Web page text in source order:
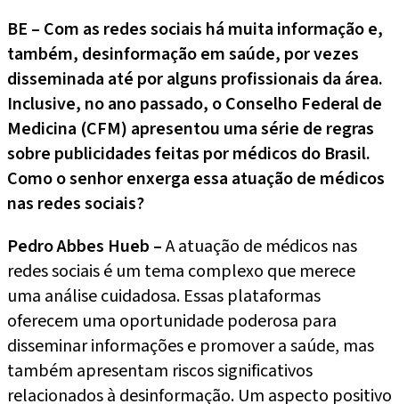
BE – Com as redes sociais há muita informação e,
também, desinformação em saúde, por vezes
disseminada até por alguns profissionais da área.
Inclusive, no ano passado, o Conselho Federal de
Medicina (CFM) apresentou uma série de regras
sobre publicidades feitas por médicos do Brasil.
Como o senhor enxerga essa atuação de médicos
nas redes sociais?
Pedro Abbes Hueb –A atuação de médicos nas
redes sociais é um tema complexo que merece
uma análise cuidadosa. Essas plataformas
oferecem uma oportunidade poderosa para
disseminar informações e promover a saúde, mas
também apresentam riscos significativos
relacionados à desinformação. Um aspecto positivo